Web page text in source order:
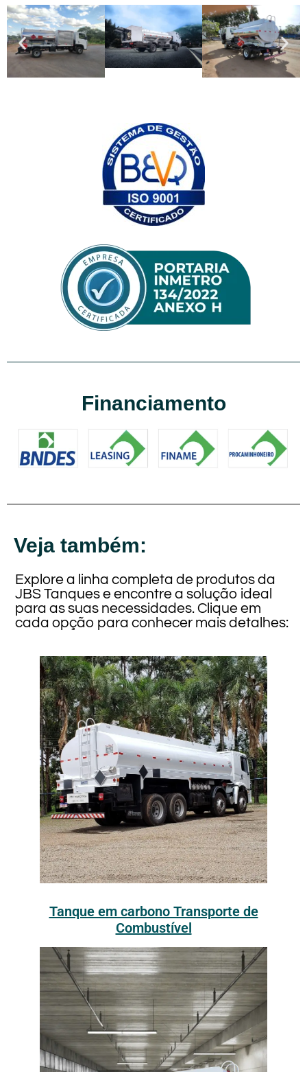
Financiamento
Veja também:
Explore a linha completa de produtos da
JBS Tanques e encontre a solução ideal
para as suas necessidades. Clique em
cada opção para conhecer mais detalhes:
Tanque em carbono Transporte de
Combustível